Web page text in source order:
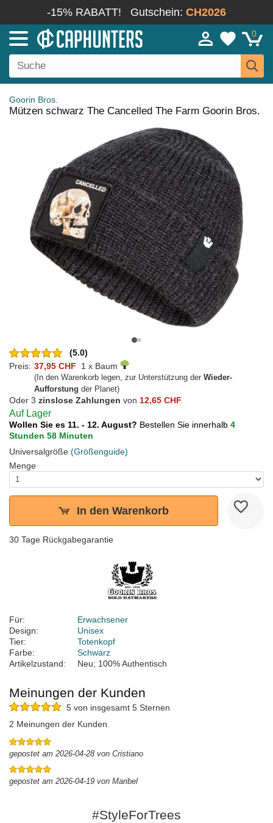
-15% RABATT! Gutschein: CH2026
0
Goorin Bros.
Mützen schwarz The Cancelled The Farm Goorin Bros.
(5.0)
Preis: 37,95 CHF 1 x Baum
(In den Warenkorb legen, zur Unterstützung der Wieder-
Aufforstung der Planet)
Oder 3 zinslose Zahlungen von 12,65 CHF
Auf Lager
Wollen Sie es 11. - 12. August? Bestellen Sie innerhalb 4
Stunden 58 Minuten
Universalgröße (Größenguide)
Menge
In den Warenkorb
30 Tage Rückgabegarantie
Für:
Erwachsener
Design:
Unisex
Tier:
Totenkopf
Farbe:
Schwarz
Artikelzustand:
Neu; 100% Authentisch
Meinungen der Kunden
5 von insgesamt 5 Sternen
2 Meinungen der Kunden
gepostet am 2026-04-28 von Cristiano
gepostet am 2026-04-19 von Maribel
#StyleForTrees